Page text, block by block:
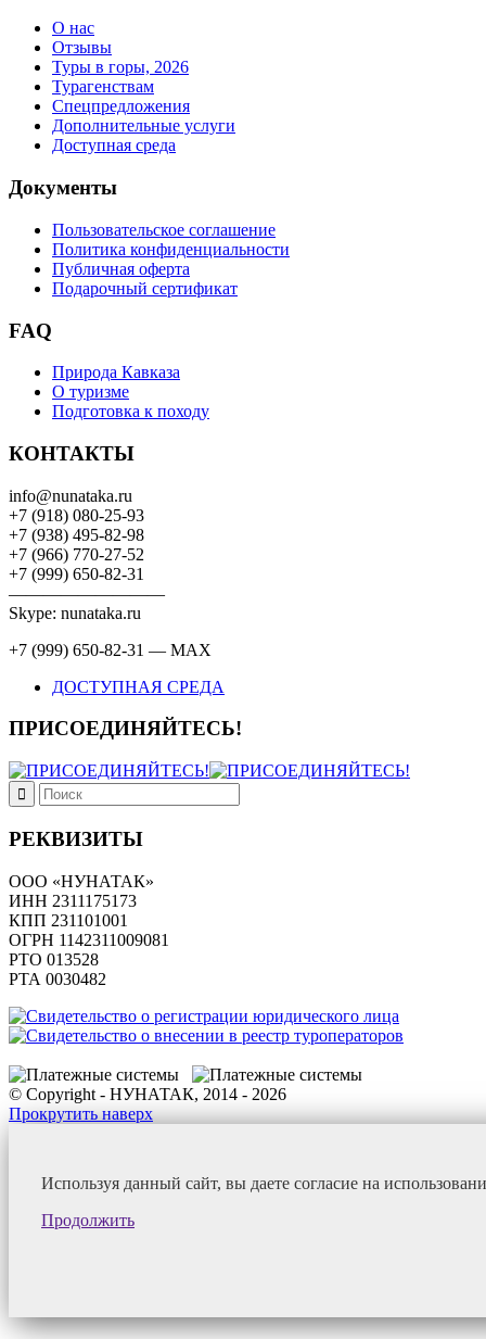
О нас
Отзывы
Туры в горы, 2026
Турагенствам
Спецпредложения
Дополнительные услуги
Доступная среда
Документы
Пользовательское соглашение
Политика конфиденциальности
Публичная оферта
Подарочный сертификат
FAQ
Природа Кавказа
О туризме
Подготовка к походу
КОНТАКТЫ
info@nunataka.ru
+7 (918) 080-25-93
+7 (938) 495-82-98
+7 (966) 770-27-52
+7 (999) 650-82-31
—————————
Skype: nunataka.ru
+7 (999) 650-82-31 — MAX
ДОСТУПНАЯ СРЕДА
ПРИСОЕДИНЯЙТЕСЬ!
РЕКВИЗИТЫ
ООО «НУНАТАК»
ИНН 2311175173
КПП 231101001
ОГРН 1142311009081
PTO 013528
РТА 0030482
© Copyright - НУНАТАК, 2014 - 2026
Прокрутить наверх
Используя данный сайт, вы даете согласие на
Продолжить